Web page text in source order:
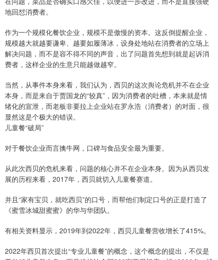
地回怼消费者。
作为一个规模化餐饮企业，规模不是傲慢的资本。这反倒提醒企业，
规模越大就越要谦卑、越要如履薄冰，设身处地站在消费者的立场上
解决问题，而不是容不得不同的声音，出了问题首先想到就是起诉消
费者，这样企业的生意只能越做越窄。
当然，从事件本身来看，我们认为，西贝的这次舆论危机并不在企业
本身，而是来自于贾国龙的“较真”，因为消费者的吐槽，本来就是情
绪化的宣泄，而老板非要拉上企业站在罗永浩（消费者）的对面，很
显然这是个极大的错误。
儿童餐“破局”
对于餐饮企业而言擒牛网，口碑与食品安全最为重要。
从此次西贝的危机来看，问题的核心并不在企业本身。因为从西贝发
展的历程来看，2017年，西贝就切入儿童餐赛道。
并且“家有宝贝，就吃西贝”的口号，而帮他们制定口号的正是打造了
《蜜雪冰城甜蜜蜜》的华与华团队。
有相关资料显示，2019年到2022年，西贝儿童餐营收增长了415%。
2022年西贝首次提出“专业儿童餐”的概念，这个概念的提出，不仅是